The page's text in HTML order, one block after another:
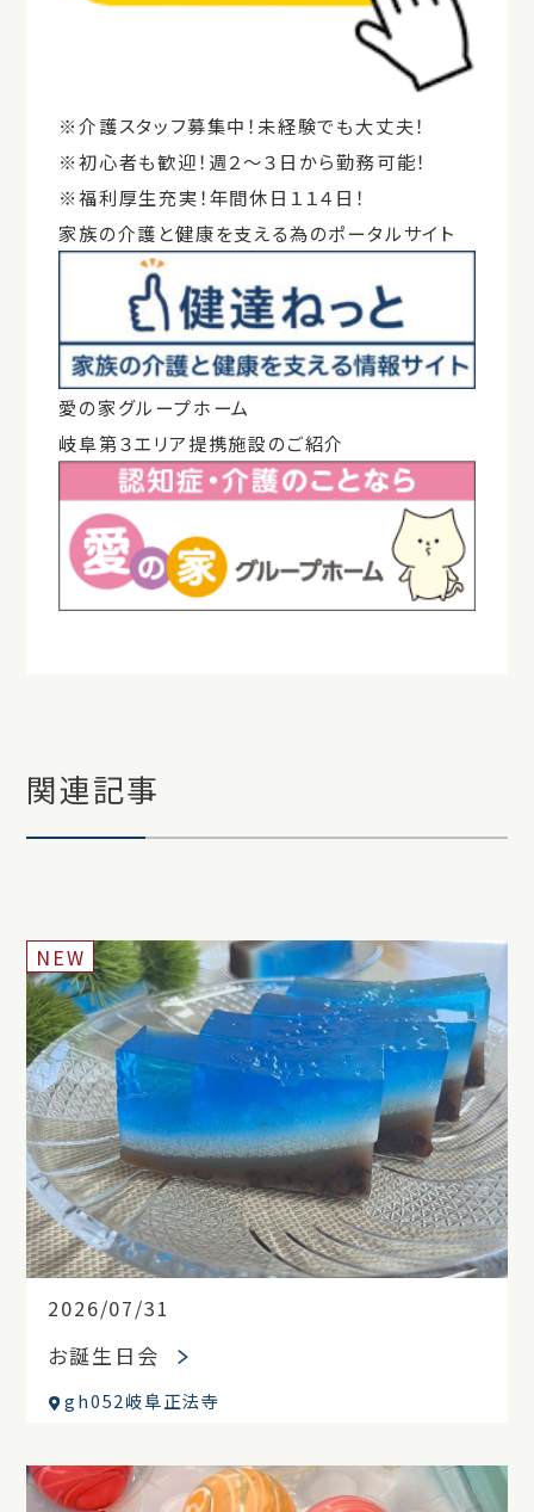
※介護スタッフ募集中！未経験でも大丈夫！
※初心者も歓迎！週２～３日から勤務可能！
※福利厚生充実！年間休日１１４日！
家族の介護と健康を支える為のポータルサイト
愛の家グループホーム
岐阜第３エリア提携施設のご紹介
関連記事
2026/07/31
NEW
お誕生日会
gh052岐阜正法寺